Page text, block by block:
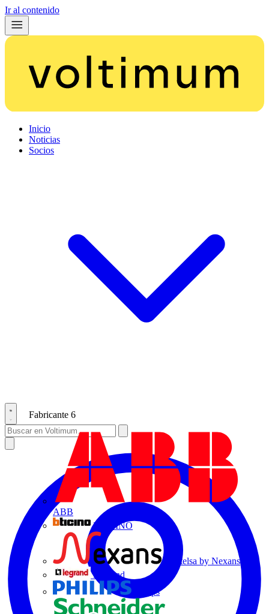
Ir al contenido
Inicio
Noticias
Socios
Fabricante 6
ABB
BTICINO
Centelsa by Nexans
Legrand
Philips